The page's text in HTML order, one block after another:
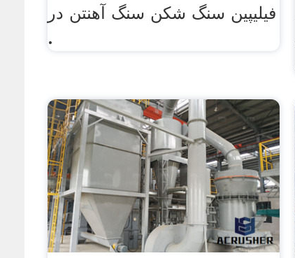
فیلیپین سنگ شکن سنگ آهنتن در
.